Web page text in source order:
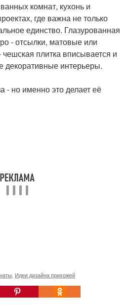
комнат, кухонь и
где важна не только
единство. Глазурованная
- отсылки, матовые или
плитка вписывается и
декоративные интерьеры.
- но именно это делает её
Идеи дизайна прихожей